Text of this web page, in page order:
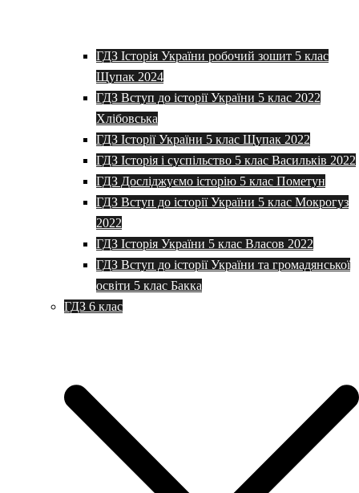
ГДЗ Історія України робочий зошит 5 клас
Щупак 2024
ГДЗ Вступ до історії України 5 клас 2022
Хлібовська
ГДЗ Історії України 5 клас Щупак 2022
ГДЗ Історія і суспільство 5 клас Васильків 2022
ГДЗ Досліджуємо історію 5 клас Пометун
ГДЗ Вступ до історії України 5 клас Мокрогуз
2022
ГДЗ Історія України 5 клас Власов 2022
ГДЗ Вступ до історії України та громадянської
освіти 5 клас Бакка
ГДЗ 6 клас